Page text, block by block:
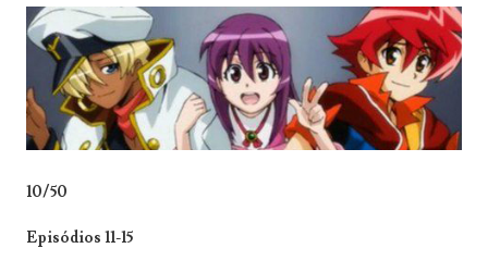
10/50
Episódios 11-15